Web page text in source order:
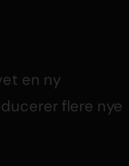
en ny
flere nye